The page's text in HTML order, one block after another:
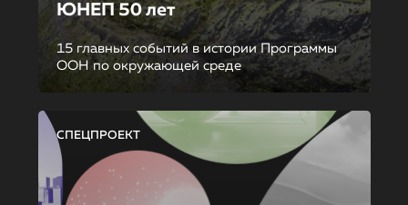
ЮНЕП 50 лет
15 главных событий в истории Программы
ООН по окружающей среде
СПЕЦПРОЕКТ